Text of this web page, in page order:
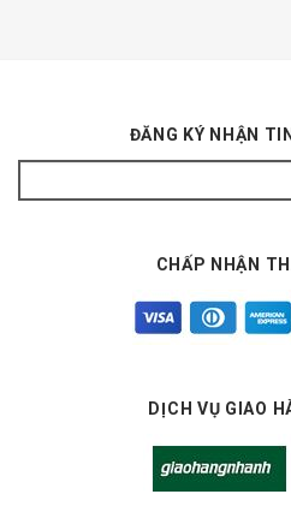
ĐĂNG KÝ NHẬN
CHẤP NHẬN
DỊCH VỤ GIAO